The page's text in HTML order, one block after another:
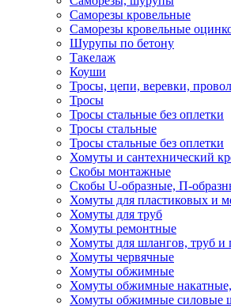
Саморезы кровельные
Саморезы кровельные
Шурупы по бетону
Такелаж
Коуши
Тросы, цепи, веревки,
Тросы
Тросы стальные без оплетки
Тросы стальные
Тросы стальные без оплетки
Хомуты и сантехнический
Скобы монтажные
Скобы U-образные, П-
Хомуты для пластиковых и
Хомуты для труб
Хомуты ремонтные
Хомуты для шлангов, труб и
Хомуты червячные
Хомуты обжимные
Хомуты обжимные
Хомуты обжимные силовые